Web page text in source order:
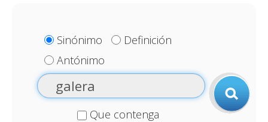
Sinónimo
Definición
Antónimo
Que contenga